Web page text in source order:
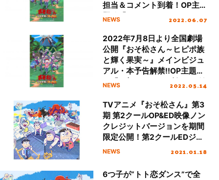
担当＆コメント到着！OP主
題歌「はなまるぴっぴはよい
定！
NEWS 2022.06.07
2022年7月8日より全国劇場
公開『おそ松さん～ヒピポ族
と輝く果実～』メインビジュ
アル・本予告解禁!!OP主題歌
は「A応P」。“おそ松さん”始
NEWS 2022.05.14
TVアニメ『おそ松さん』第3
期 第2クールOP&ED映像ノン
クレジットバージョンを期間
限定公開！第2クールEDジャ
ケット写真も初解禁！
NEWS 2021.01.18
6つ子が“トト恋ダンス”で全